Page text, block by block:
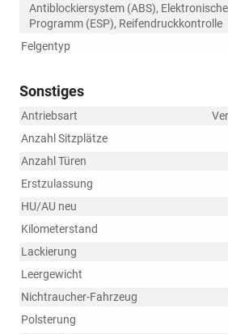
Antiblockiersystem (ABS),
Programm (ESP), Reifendruckkontrolle
Felgentyp
Sonstiges
Antriebsart
Anzahl Sitzplätze
Anzahl Türen
Erstzulassung
HU/AU neu
Kilometerstand
Lackierung
Leergewicht
Nichtraucher-Fahrzeug
Polsterung